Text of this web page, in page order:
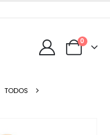
0
TODOS